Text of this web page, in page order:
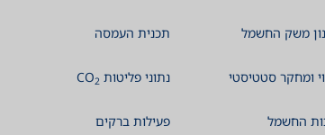
משק החשמל
ומחקר סטטיסטי
החשמל
תכנית העמסה
נתוני פליטות CO2
פעילות ברקים